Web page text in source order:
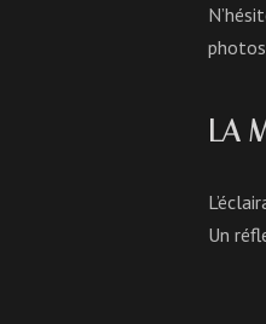
LA
Un